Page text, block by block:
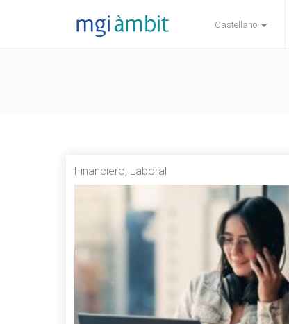
Castellano
Financiero, Laboral